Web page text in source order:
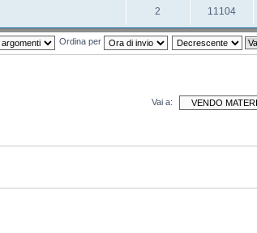
2 11104
Ordina per
Vai a: